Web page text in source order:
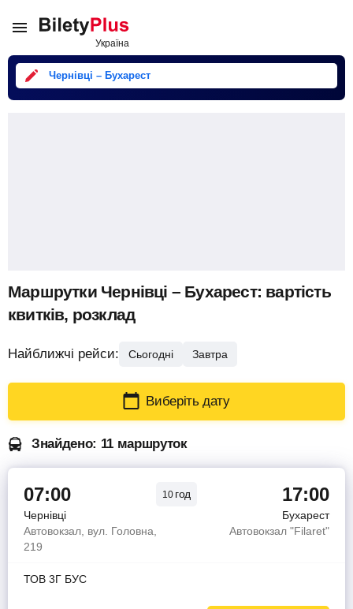
Чернівці – Бухарест
Маршрутки Чернівці – Бухарест: вартість
квитків, розклад
Найближчі рейси: Сьогодні Завтра
Виберіть дату
Знайдено: 11 маршруток
07:00 10 год 17:00
Чернівці
Бухарест
Автовокзал, вул. Головна,
219
Автовокзал "Filaret"
ТОВ 3Г БУС